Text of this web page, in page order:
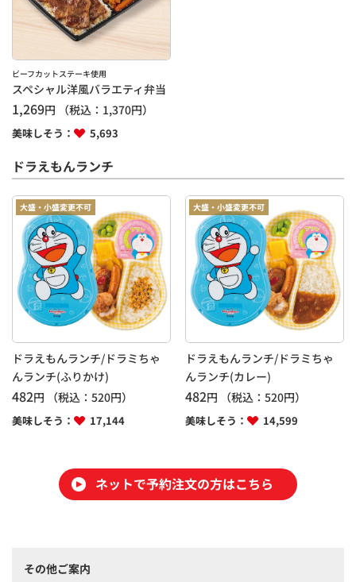
ビーフカットステーキ使用
スペシャル洋風バラエティ弁当
1,269円 （税込： 1,370円）
美味しそう： 5,693
ドラえもんランチ
大盛・小盛変更不可
ドラえもんランチ/ドラミちゃ
んランチ(ふりかけ)
482円 （税込： 520円）
美味しそう： 17,144
大盛・小盛変更不可
ドラえもんランチ/ドラミちゃ
んランチ(カレー)
482円 （税込：520円）
美味しそう： 14,599
ネットで予約注文の方はこちら
その他ご案内